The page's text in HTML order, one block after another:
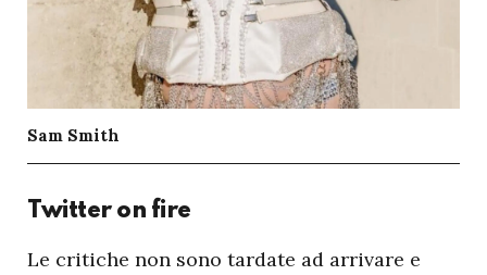
Sam Smith
Twitter on fire
Le critiche non sono tardate ad arrivare e